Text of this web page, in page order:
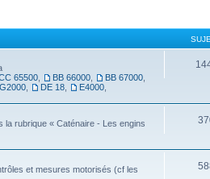
65500 BB 66000 BB 67000
G2000 DE 18 E4000
la rubrique « Caténaire - Les engins
et mesures motorisés (cf les